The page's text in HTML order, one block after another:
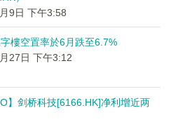
9日 下午3:58
樓空置率於6月跌至6.7%
27日 下午3:12
】剑桥科技[6166.HK]净利增近两